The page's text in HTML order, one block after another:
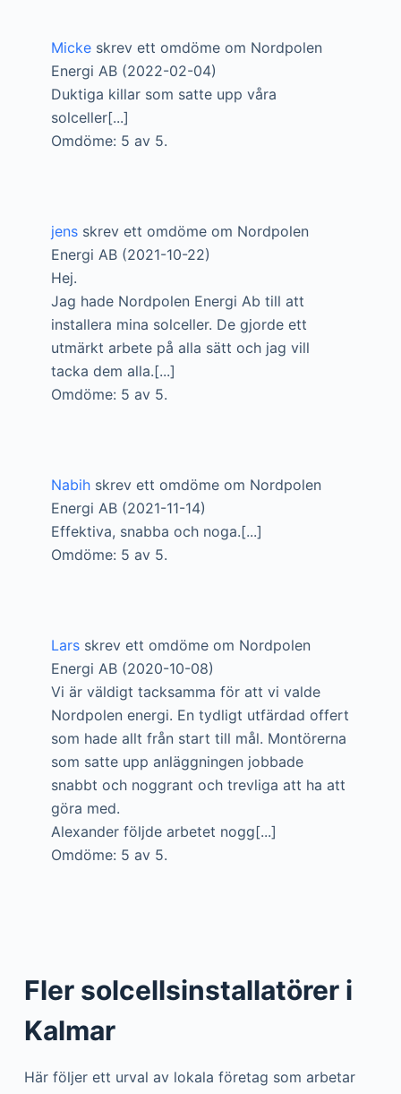
Mickeskrev ett omdöme om Nordpolen
Energi AB (2022-02-04)
Duktiga killar som satte upp våra
solceller[...]
Omdöme: 5 av 5.
jensskrev ett omdöme om Nordpolen
Energi AB (2021-10-22)
Hej.
Jag hade Nordpolen Energi Ab till att
installera mina solceller. De gjorde ett
utmärkt arbete på alla sätt och jag vill
tacka dem alla.[...]
Omdöme: 5 av 5.
Nabihskrev ett omdöme om Nordpolen
Energi AB (2021-11-14)
Effektiva, snabba och noga.[...]
Omdöme: 5 av 5.
Larsskrev ett omdöme om Nordpolen
Energi AB (2020-10-08)
Vi är väldigt tacksamma för att vi valde
Nordpolen energi. En tydligt utfärdad offert
som hade allt från start till mål. Montörerna
som satte upp anläggningen jobbade
snabbt och noggrant och trevliga att ha att
göra med.
Alexander följde arbetet nogg[...]
Omdöme: 5 av 5.
Fler solcellsinstallatörer i
Kalmar
Här följer ett urval av lokala företag som arbetar